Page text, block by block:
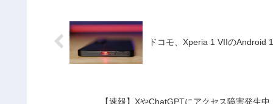
ドコモ、Xperia 1 VIIのAndroid
【速報】XやChatGPTにアクセス障害発生